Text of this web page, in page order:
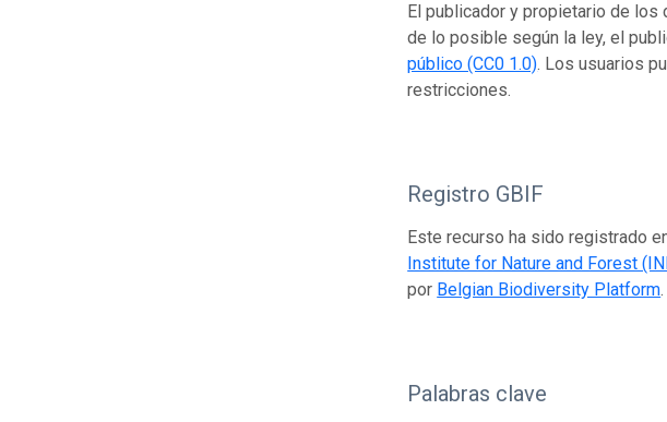
El publicador y propietario de
de lo posible según la ley, el
público (CC0 1.0). Los usuarios
restricciones.
Registro GBIF
Este recurso ha sido registrado
Institute for Nature and Forest
por Belgian Biodiversity Platform.
Palabras clave